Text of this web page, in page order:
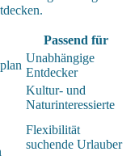
Passend für
Unabhängige
Entdecker
Kultur- und
Naturinteressierte
Flexibilität
suchende Urlauber